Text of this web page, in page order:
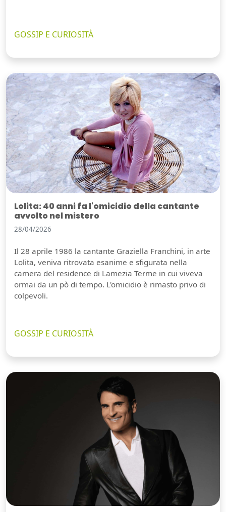
GOSSIP E CURIOSITÀ
Lolita: 40 anni fa l'omicidio della cantante
avvolto nel mistero
28/04/2026
Il 28 aprile 1986 la cantante Graziella Franchini, in arte
Lolita, veniva ritrovata esanime e sfigurata nella
camera del residence di Lamezia Terme in cui viveva
ormai da un pò di tempo. L'omicidio è rimasto privo di
colpevoli.
GOSSIP E CURIOSITÀ